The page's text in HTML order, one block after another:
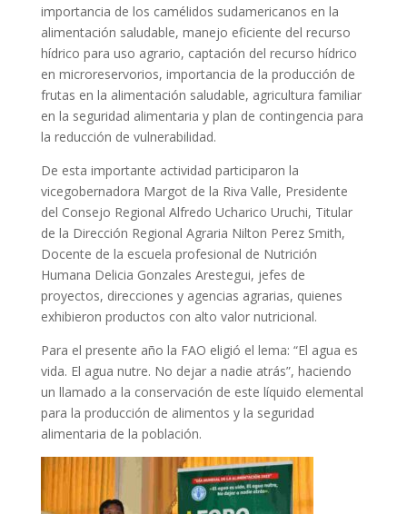
importancia de los camélidos sudamericanos en la
alimentación saludable, manejo eficiente del recurso
hídrico para uso agrario, captación del recurso hídrico
en microreservorios, importancia de la producción de
frutas en la alimentación saludable, agricultura familiar
en la seguridad alimentaria y plan de contingencia para
la reducción de vulnerabilidad.
De esta importante actividad participaron la
vicegobernadora Margot de la Riva Valle, Presidente
del Consejo Regional Alfredo Ucharico Uruchi, Titular
de la Dirección Regional Agraria Nilton Perez Smith,
Docente de la escuela profesional de Nutrición
Humana Delicia Gonzales Arestegui, jefes de
proyectos, direcciones y agencias agrarias, quienes
exhibieron productos con alto valor nutricional.
Para el presente año la FAO eligió el lema: “El agua es
vida. El agua nutre. No dejar a nadie atrás”, haciendo
un llamado a la conservación de este líquido elemental
para la producción de alimentos y la seguridad
alimentaria de la población.